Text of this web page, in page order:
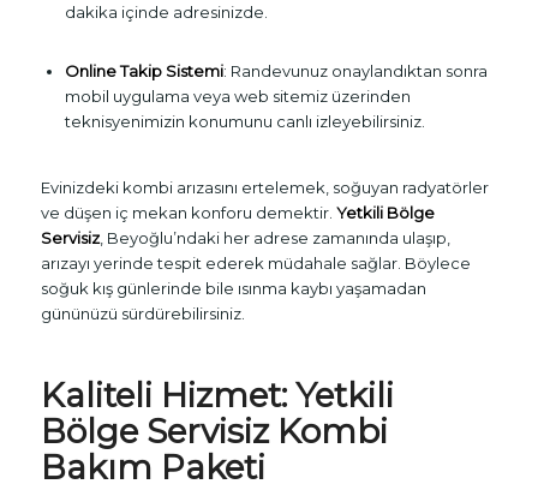
dakika içinde adresinizde.
Online Takip Sistemi: Randevunuz onaylandıktan sonra
mobil uygulama veya web sitemiz üzerinden
teknisyenimizin konumunu canlı izleyebilirsiniz.
Evinizdeki kombi arızasını ertelemek, soğuyan radyatörler
ve düşen iç mekan konforu demektir. Yetkili Bölge
Servisiz, Beyoğlu’ndaki her adrese zamanında ulaşıp,
arızayı yerinde tespit ederek müdahale sağlar. Böylece
soğuk kış günlerinde bile ısınma kaybı yaşamadan
gününüzü sürdürebilirsiniz.
Kaliteli Hizmet: Yetkili
Bölge ServisizKombi
Bakım Paketi